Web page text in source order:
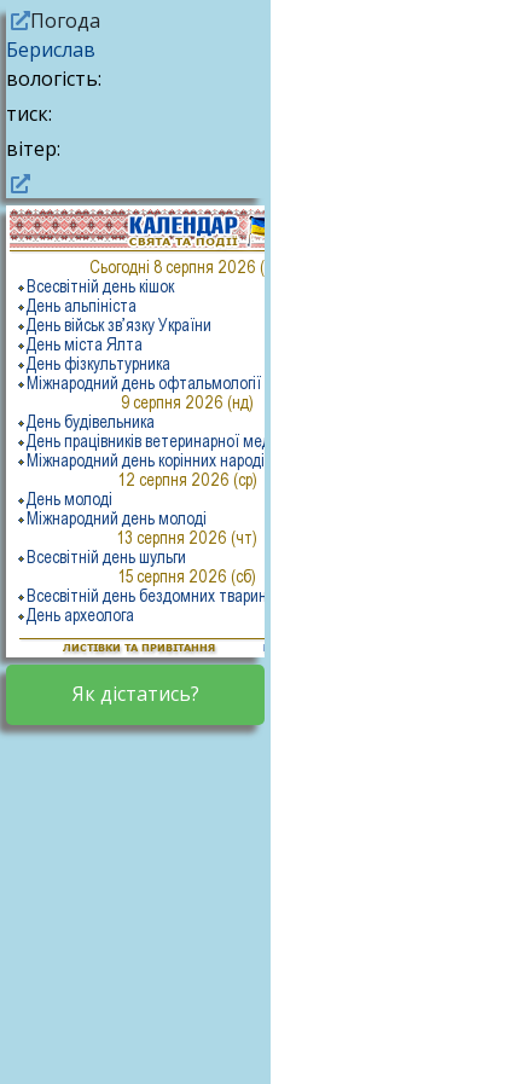
Погода
Берислав
вологість:
тиск:
вітер:
Як дістатись?